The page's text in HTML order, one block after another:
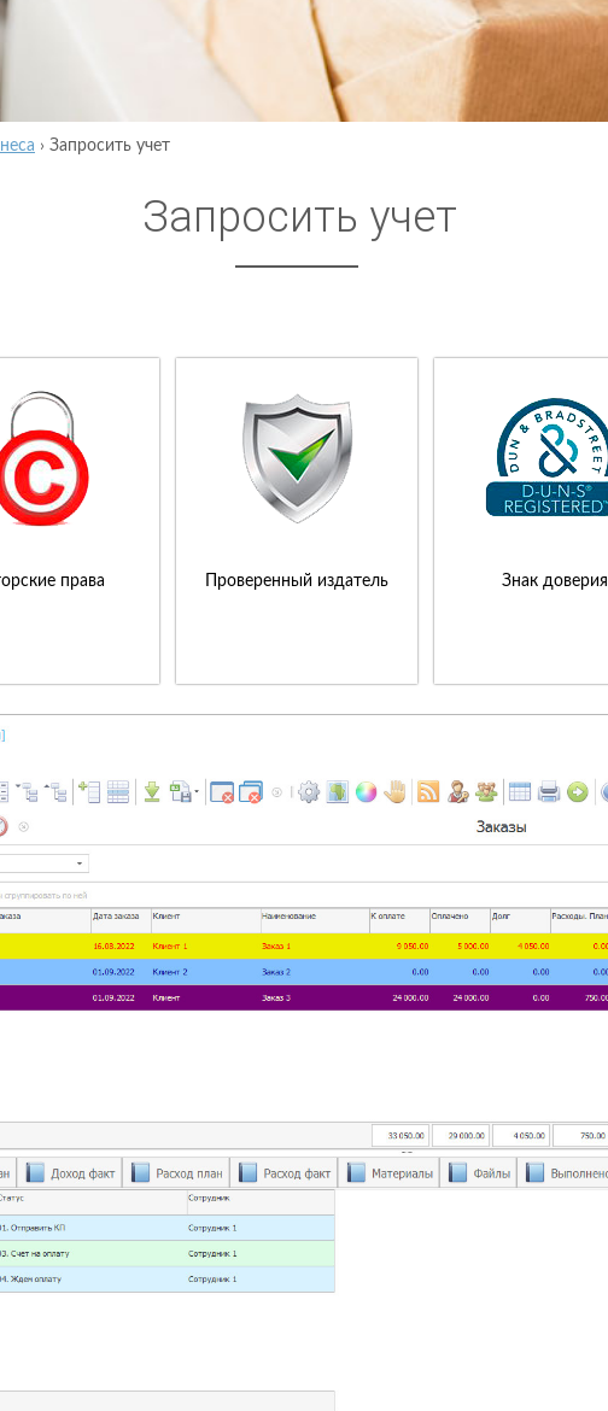
› Запросить учет
Запросить учет
права Проверенный издатель Знак доверия